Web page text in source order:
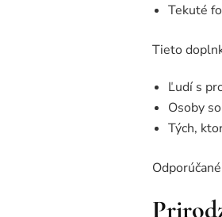
Tekuté
Tieto
Ľudí s
Osoby
Tých,